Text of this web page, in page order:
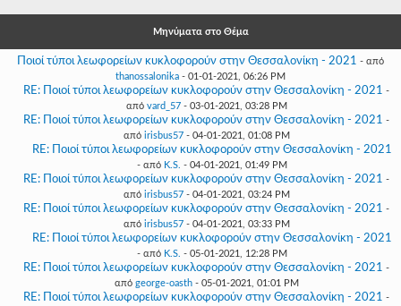
-
σου,
Εγγραφή
Μηνύματα στο Θέμα
Ποιοί τύποι λεωφορείων κυκλοφορούν στην Θεσσαλονίκη - 2021 - από
thanossalonika - 01-01-2021, 06:26 PM
RE: Ποιοί τύποι λεωφορείων κυκλοφορούν στην Θεσσαλονίκη - 2021 -
από vard_57- 03-01-2021, 03:28 PM
RE: Ποιοί τύποι λεωφορείων κυκλοφορούν στην Θεσσαλονίκη - 2021 -
από irisbus57- 04-01-2021, 01:08 PM
RE: Ποιοί τύποι λεωφορείων κυκλοφορούν στην Θεσσαλονίκη - 2021
- από K.S. - 04-01-2021, 01:49 PM
RE: Ποιοί τύποι λεωφορείων κυκλοφορούν στην Θεσσαλονίκη - 2021 -
από irisbus57- 04-01-2021, 03:24 PM
RE: Ποιοί τύποι λεωφορείων κυκλοφορούν στην Θεσσαλονίκη - 2021 -
από irisbus57- 04-01-2021, 03:33 PM
RE: Ποιοί τύποι λεωφορείων κυκλοφορούν στην Θεσσαλονίκη - 2021
- από K.S. - 05-01-2021, 12:28 PM
RE: Ποιοί τύποι λεωφορείων κυκλοφορούν στην Θεσσαλονίκη - 2021 -
από george-oasth- 05-01-2021, 01:01 PM
RE: Ποιοί τύποι λεωφορείων κυκλοφορούν στην Θεσσαλονίκη - 2021 -